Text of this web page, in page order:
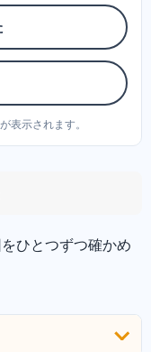
表示されます。
ひとつずつ確かめ